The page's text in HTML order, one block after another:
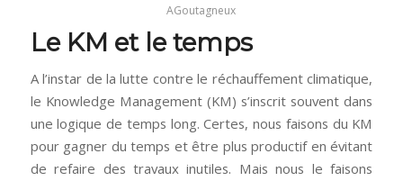
AGoutagneux
Le KM et le temps
A l’instar de la lutte contre le réchauffement climatique,
le Knowledge Management (KM) s’inscrit souvent dans
une logique de temps long. Certes, nous faisons du KM
pour gagner du temps et être plus productif en évitant
de refaire des travaux inutiles. Mais nous le faisons